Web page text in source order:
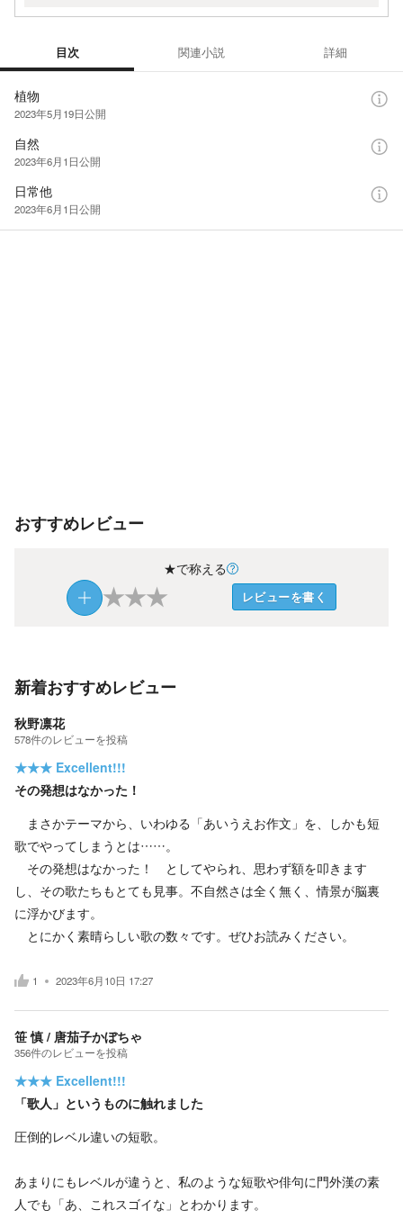
目次 関連小説 詳細
植物
2023年5月19日公開
自然
2023年6月1日公開
日常他
2023年6月1日公開
おすすめレビュー
★で称える
★★★ レビューを書く
新着おすすめレビュー
秋野凛花
578件のレビューを投稿
★★★ Excellent!!!
その発想はなかった！
まさかテーマから、いわゆる「あいうえお作文」を、しかも短
歌でやってしまうとは……。
その発想はなかった！ としてやられ、思わず額を叩きます
し、その歌たちもとても見事。不自然さは全く無く、情景が脳裏
に浮かびます。
とにかく素晴らしい歌の数々です。ぜひお読みください。
1 2023年6月10日 17:27
笹 慎 / 唐茄子かぼちゃ
356件のレビューを投稿
★★★ Excellent!!!
「歌人」というものに触れました
圧倒的レベル違いの短歌。
あまりにもレベルが違うと、私のような短歌や俳句に門外漢の素
人でも「あ、これスゴイな」とわかります。